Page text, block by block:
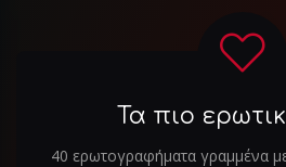
Τα πιο
40 ερωτογραφήματα γραμμένα με